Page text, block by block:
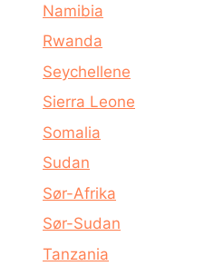
Namibia
Rwanda
Seychellene
Sierra Leone
Somalia
Sudan
Sør-Afrika
Sør-Sudan
Tanzania